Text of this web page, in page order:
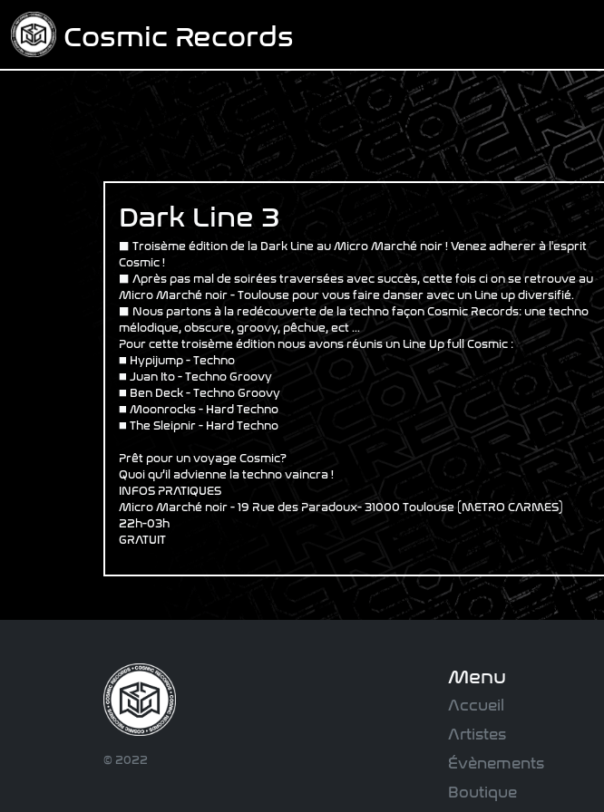
Cosmic Records
Dark Line 3
⬛️ Troisème édition de la Dark Line au Micro Marché noir ! Venez adherer à l'esprit
Cosmic !
⬛️ Après pas mal de soirées traversées avec succès, cette fois ci on se retrouve au
Micro Marché noir - Toulouse pour vous faire danser avec un Line up diversifié.
⬛️ Nous partons à la redécouverte de la techno façon Cosmic Records: une techno
mélodique, obscure, groovy, pêchue, ect ...
Pour cette troisème édition nous avons réunis un Line Up full Cosmic :
◼️ Hypijump - Techno
◼️ Juan Ito - Techno Groovy
◼️ Ben Deck - Techno Groovy
◼️ Moonrocks - Hard Techno
◼️ The Sleipnir - Hard Techno
Prêt pour un voyage Cosmic?
Quoi qu’il advienne la techno vaincra !
INFOS PRATIQUES
Micro Marché noir - 19 Rue des Paradoux- 31000 Toulouse (METRO CARMES)
22h-03h
GRATUIT
© 2022
Menu
Accueil
Artistes
Évènements
Boutique